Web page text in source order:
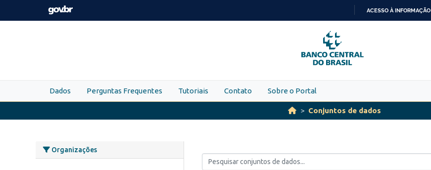
Skip to main content
PARA
O
CONTEÚDO
ACESSO À INFORMAÇÃO
Dados Perguntas Frequentes Tutoriais Contato Sobre o Portal
Conjuntos de dados
Organizações